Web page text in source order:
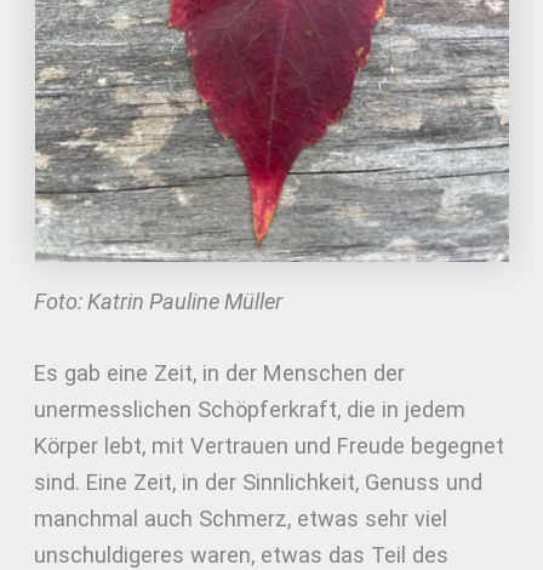
Foto: Katrin Pauline Müller
Es gab eine Zeit, in der Menschen der
unermesslichen Schöpferkraft, die in jedem
Körper lebt, mit Vertrauen und Freude begegnet
sind. Eine Zeit, in der Sinnlichkeit, Genuss und
manchmal auch Schmerz, etwas sehr viel
unschuldigeres waren, etwas das Teil des